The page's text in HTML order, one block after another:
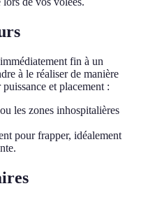
fin à un
à le réaliser de manière
et placement :
les zones inhospitalières
pour frapper, idéalement